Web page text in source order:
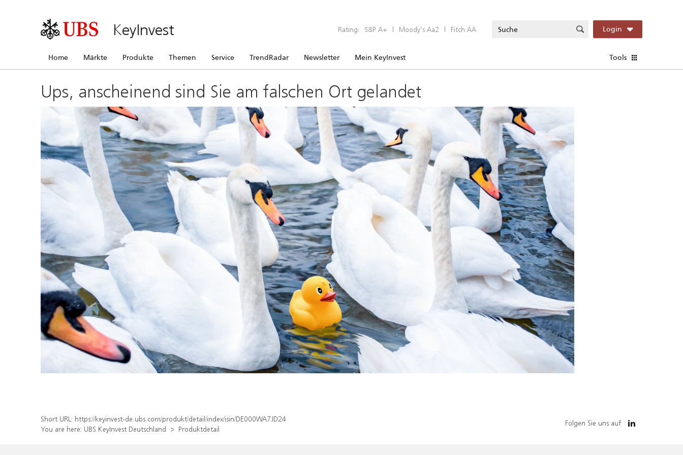
KeyInvest Rating: S&P A+ | Moody’s Aa2 | Fitch AA Login
Home Märkte Produkte Themen Service TrendRadar Newsletter Mein KeyInvest Tools
Ups, anscheinend sind Sie am falschen Ort gelandet
Short URL: https://keyinvest-de.ubs.com/produkt/detail/index/isin/DE000WA7JD24
You are here: UBS KeyInvest Deutschland Produktdetail
Folgen Sie uns auf